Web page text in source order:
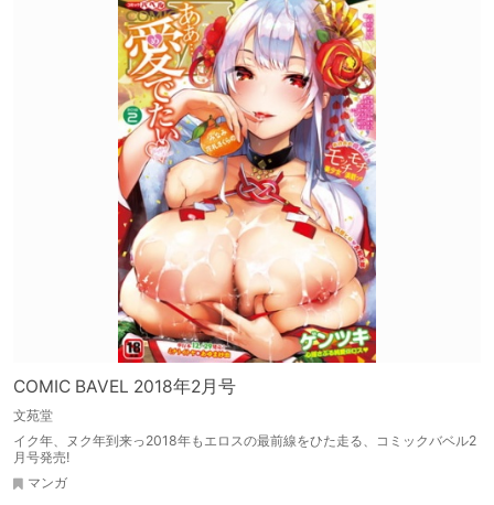
COMIC BAVEL 2018年2月号
文苑堂
イク年、ヌク年到来っ2018年もエロスの最前線をひた走る、コミックバベル2
月号発売!
マンガ